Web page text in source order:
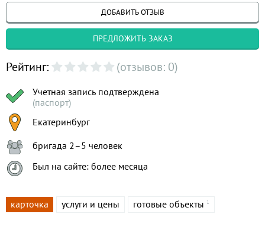
ДОБАВИТЬ ОТЗЫВ
ПРЕДЛОЖИТЬ ЗАКАЗ
Рейтинг: (отзывов: 0)
Учетная запись подтверждена
(паспорт)
Екатеринбург
бригада 2–5 человек
Был на сайте: более месяца
карточка услуги и цены готовые объекты 1